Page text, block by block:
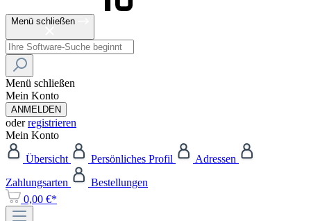
Menü schließen
Menü schließen
Mein Konto
ANMELDEN
oderregistrieren
Mein Konto
Übersicht
Persönliches Profil
Adressen
Zahlungsarten
Bestellungen
0,00 €*